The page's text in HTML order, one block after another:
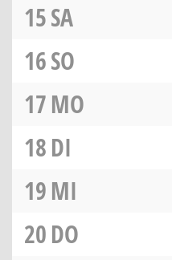
15SA
16SO
17MO
18DI
19MI
20DO